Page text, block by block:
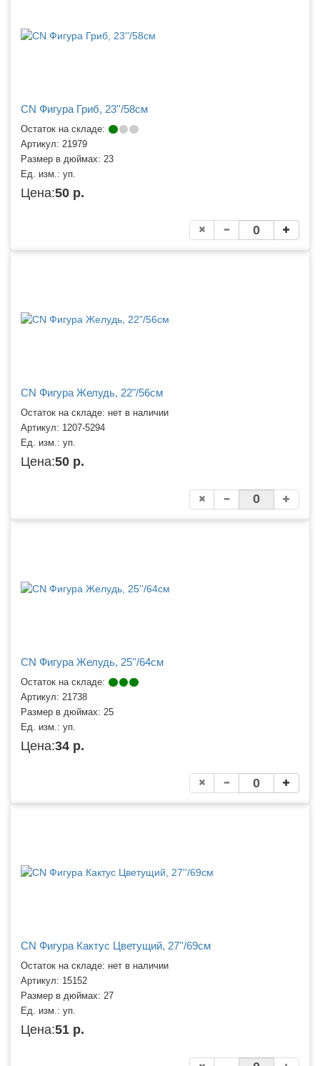
CN Фигура Гриб, 23''/58см
Остаток на складе:
Артикул: 21979
Размер в дюймах: 23
Ед. изм.: уп.
Цена:50 р.
CN Фигура Желудь, 22"/56см
Остаток на складе: нет в наличии
Артикул: 1207-5294
Ед. изм.: уп.
Цена:50 р.
CN Фигура Желудь, 25''/64см
Остаток на складе:
Артикул: 21738
Размер в дюймах: 25
Ед. изм.: уп.
Цена:34 р.
CN Фигура Кактус Цветущий, 27''/69см
Остаток на складе: нет в наличии
Артикул: 15152
Размер в дюймах: 27
Ед. изм.: уп.
Цена:51 р.